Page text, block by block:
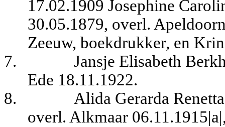
17.02.1909 Josephine
30.05.1879, overl.
Zeeuw, boekdrukker, en
7.
Jansje Elisabeth
Ede 18.11.1922.
8.
Alida Gerarda
overl. Alkmaar